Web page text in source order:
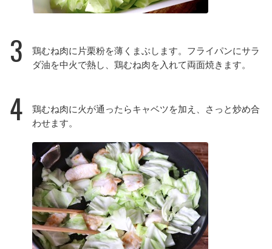
3
鶏むね肉に片栗粉を薄くまぶします。フライパンにサラ
ダ油を中火で熱し、鶏むね肉を入れて両面焼きます。
4
鶏むね肉に火が通ったらキャベツを加え、さっと炒め合
わせます。